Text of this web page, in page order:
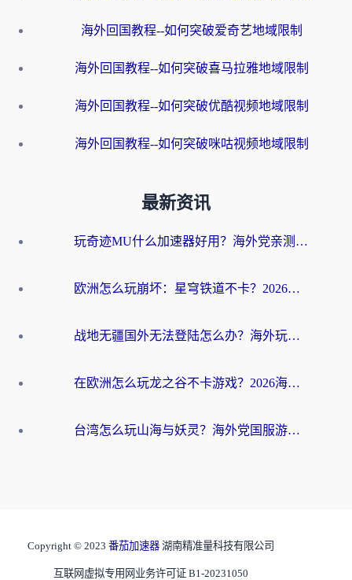
海外回国教程--如何突破爱奇艺地域限制
海外回国教程--如何突破喜马拉雅地域限制
海外回国教程--如何突破优酷视频地域限制
海外回国教程--如何突破咪咕视频地域限制
最新资讯
玩奇迹MU什么加速器好用？海外党亲测：这款加速器让你告别延迟卡顿！
欧洲怎么玩崩坏：星穹铁道不卡？2026海外玩家国服游戏加速器终极攻略
战地无疆国外无法登陆怎么办？海外玩家国服畅玩终极指南（附欧服魔兽EVE加速方案）
在欧洲怎么玩龙之谷不卡游戏？2026海外党国服游戏加速全攻略
台湾怎么玩山海与妖灵？海外党国服游戏加速全攻略，告别延迟卡顿
Copyright © 2023 番茄加速器 湖南精准量科技有限公司
互联网虚拟专用网业务许可证 B1-20231050